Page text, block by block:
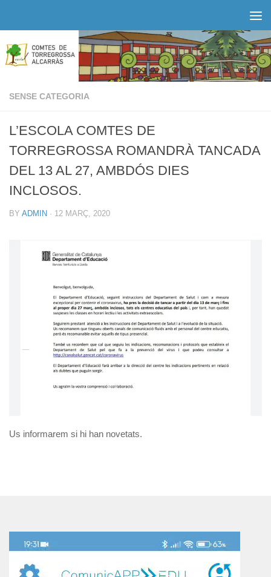
SENSE CATEGORIA
L’ESCOLA COMTES DE
TORREGROSSA ROMANDRÀ TANCADA
DEL 13 AL 27, AMBDÓS DIES
INCLOSOS.
BY ADMIN · 12 MARÇ, 2020
Us informarem si hi han novetats.
de
vídeo